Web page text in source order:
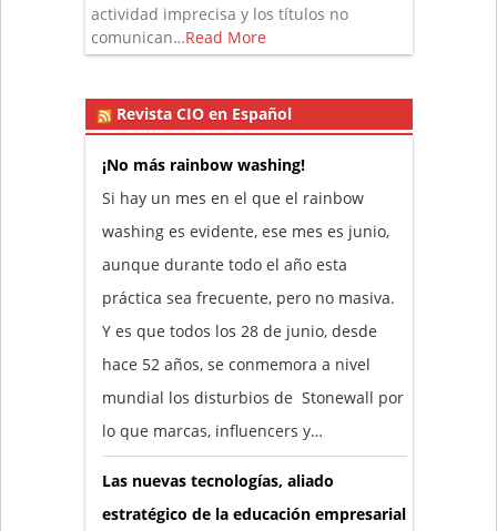
actividad imprecisa y los títulos no
comunican…Read More
Revista CIO en Español
¡No más rainbow washing!
Si hay un mes en el que el rainbow
washing es evidente, ese mes es junio,
aunque durante todo el año esta
práctica sea frecuente, pero no masiva.
Y es que todos los 28 de junio, desde
hace 52 años, se conmemora a nivel
mundial los disturbios de Stonewall por
lo que marcas, influencers y…
Las nuevas tecnologías, aliado
estratégico de la educación empresarial